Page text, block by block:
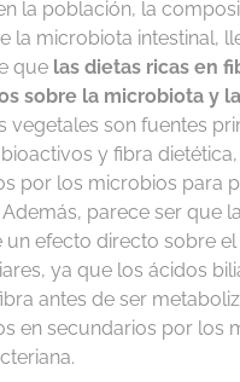
la población, la
la microbiota intestinal,
que las dietas ricas en
sobre la microbiota y
vegetales son fuentes
y fibra
por los microbios para
parece ser que
un efecto directo sobre
ya que los ácidos
antes de ser
en secundarios por los